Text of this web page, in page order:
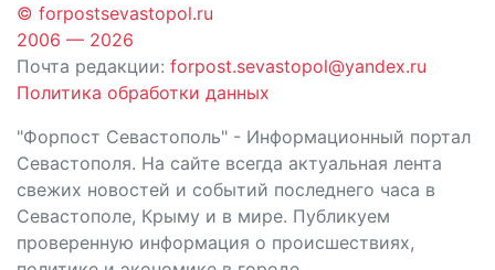
© forpostsevastopol.ru
2006 — 2026
Почта редакции: forpost.sevastopol@yandex.ru
Политика обработки данных
"Форпост Севастополь" - Информационный портал
Севастополя. На сайте всегда актуальная лента
свежих новостей и событий последнего часа в
Севастополе, Крыму и в мире. Публикуем
проверенную информация о происшествиях,